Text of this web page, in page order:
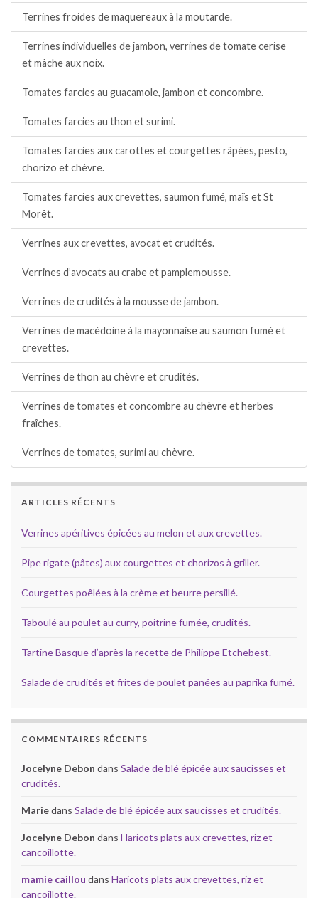
Terrines froides de maquereaux à la moutarde.
Terrines individuelles de jambon, verrines de tomate cerise
et mâche aux noix.
Tomates farcies au guacamole, jambon et concombre.
Tomates farcies au thon et surimi.
Tomates farcies aux carottes et courgettes râpées, pesto,
chorizo et chèvre.
Tomates farcies aux crevettes, saumon fumé, maïs et St
Morêt.
Verrines aux crevettes, avocat et crudités.
Verrines d’avocats au crabe et pamplemousse.
Verrines de crudités à la mousse de jambon.
Verrines de macédoine à la mayonnaise au saumon fumé et
crevettes.
Verrines de thon au chèvre et crudités.
Verrines de tomates et concombre au chèvre et herbes
fraîches.
Verrines de tomates, surimi au chèvre.
ARTICLES RÉCENTS
Verrines apéritives épicées au melon et aux crevettes.
Pipe rigate (pâtes) aux courgettes et chorizos à griller.
Courgettes poêlées à la crème et beurre persillé.
Taboulé au poulet au curry, poitrine fumée, crudités.
Tartine Basque d’après la recette de Philippe Etchebest.
Salade de crudités et frites de poulet panées au paprika fumé.
COMMENTAIRES RÉCENTS
Jocelyne Debon dans Salade de blé épicée aux saucisses et
crudités.
Mariedans Salade de blé épicée aux saucisses et crudités.
Jocelyne Debon dans Haricots plats aux crevettes, riz et
cancoillotte.
mamie caillou dans Haricots plats aux crevettes, riz et
cancoillotte.